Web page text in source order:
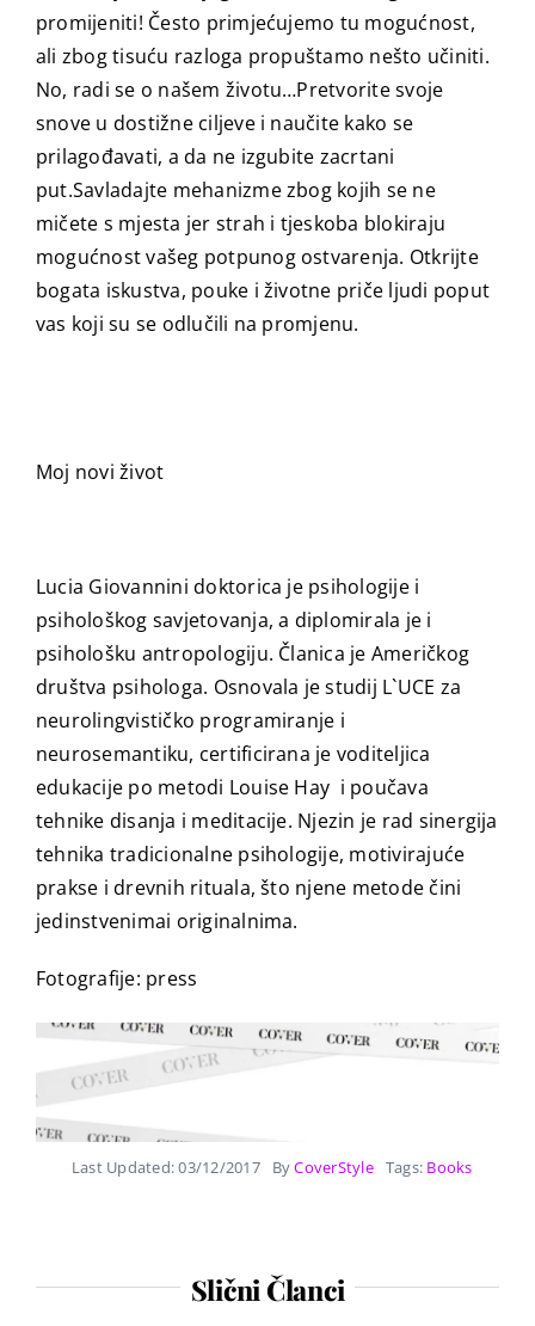
promijeniti! Često primjećujemo tu mogućnost,
ali zbog tisuću razloga propuštamo nešto učiniti.
No, radi se o našem životu…Pretvorite svoje
snove u dostižne ciljeve i naučite kako se
prilagođavati, a da ne izgubite zacrtani
put.Savladajte mehanizme zbog kojih se ne
mičete s mjesta jer strah i tjeskoba blokiraju
mogućnost vašeg potpunog ostvarenja. Otkrijte
bogata iskustva, pouke i životne priče ljudi poput
vas koji su se odlučili na promjenu.
Moj novi život
Lucia Giovannini doktorica je psihologije i
psihološkog savjetovanja, a diplomirala je i
psihološku antropologiju. Članica je Američkog
društva psihologa. Osnovala je studij L`UCE za
neurolingvističko programiranje i
neurosemantiku, certificirana je voditeljica
edukacije po metodi Louise Hay i poučava
tehnike disanja i meditacije. Njezin je rad sinergija
tehnika tradicionalne psihologije, motivirajuće
prakse i drevnih rituala, što njene metode čini
jedinstvenimai originalnima.
Fotografije: press
Last Updated: 03/12/2017 ByCoverStyle Tags: Books
Slični Članci